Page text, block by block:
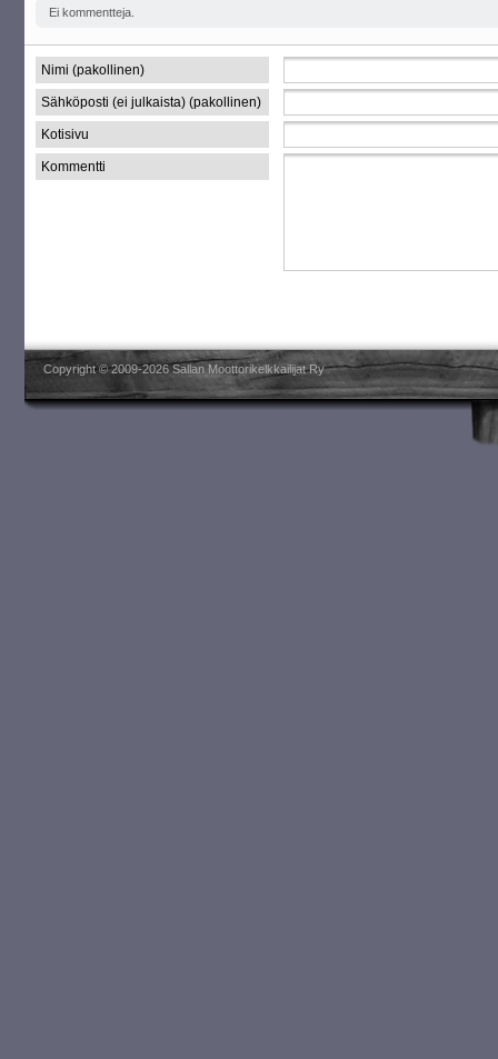
Ei kommentteja.
Nimi (pakollinen)
Sähköposti (ei julkaista) (pakollinen)
Kotisivu
Kommentti
Copyright © 2009-2026 Sallan Moottorikelkkailijat Ry